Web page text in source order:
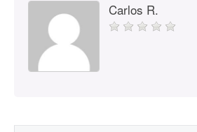
Carlos R.